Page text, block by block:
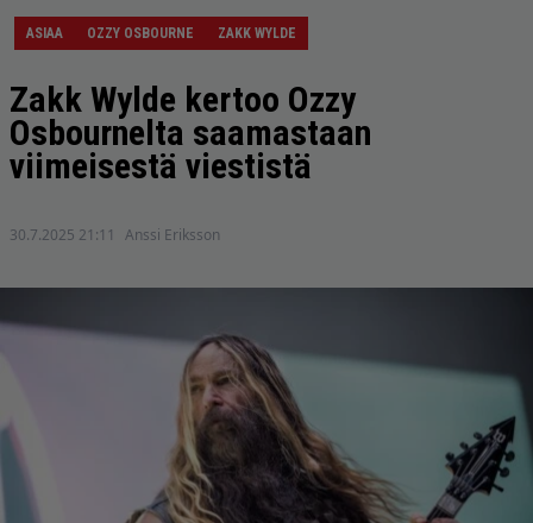
ASIAA OZZY OSBOURNE ZAKK WYLDE
Zakk Wylde kertoo Ozzy
Osbournelta saamastaan
viimeisestä viestistä
30.7.2025 21:11 Anssi Eriksson